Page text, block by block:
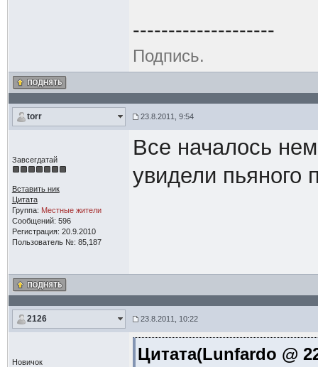
--------------------
Подпись.
torr 23.8.2011, 9:54
Завсегдатай
Вставить ник
Цитата
Группа: Местные жители
Сообщений: 596
Регистрация: 20.9.2010
Пользователь №: 85,187
Все началось
увидели пьяного
2126 23.8.2011, 10:22
Новичок Цитата(Lunfardo @